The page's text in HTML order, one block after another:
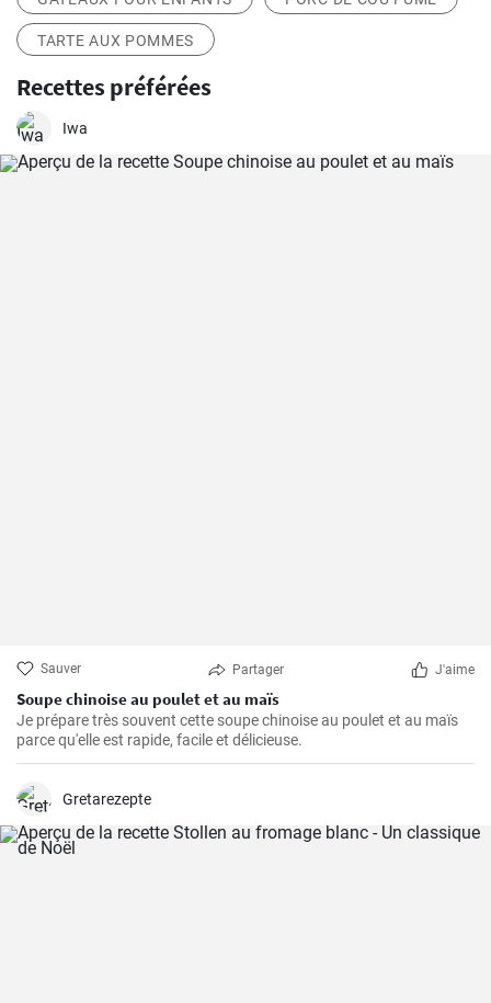
TARTE AUX POMMES
Recettes préférées
Iwa
Sauver Partager J'aime
Soupe chinoise au poulet et au maïs
Je prépare très souvent cette soupe chinoise au poulet et au maïs
parce qu'elle est rapide, facile et délicieuse.
Gretarezepte